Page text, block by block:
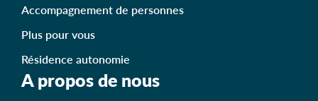
Accompagnement de personnes
Plus pour vous
Résidence autonomie
A propos de nous